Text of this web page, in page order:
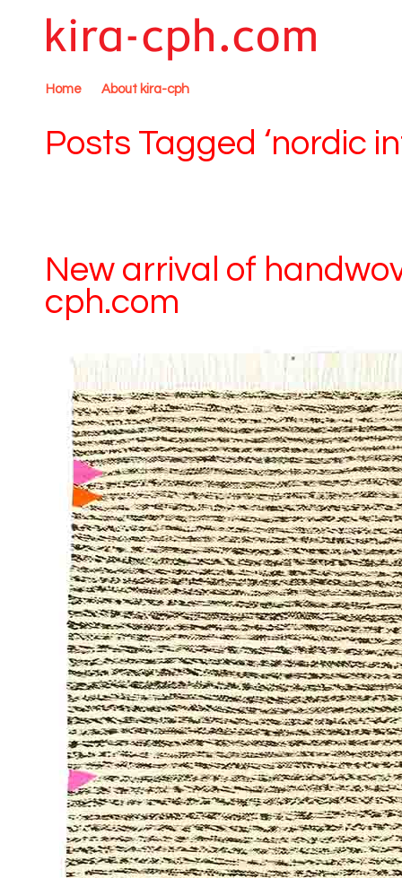
Home About kira-cph
Posts Tagged ‘nordic
New arrival of
cph.com